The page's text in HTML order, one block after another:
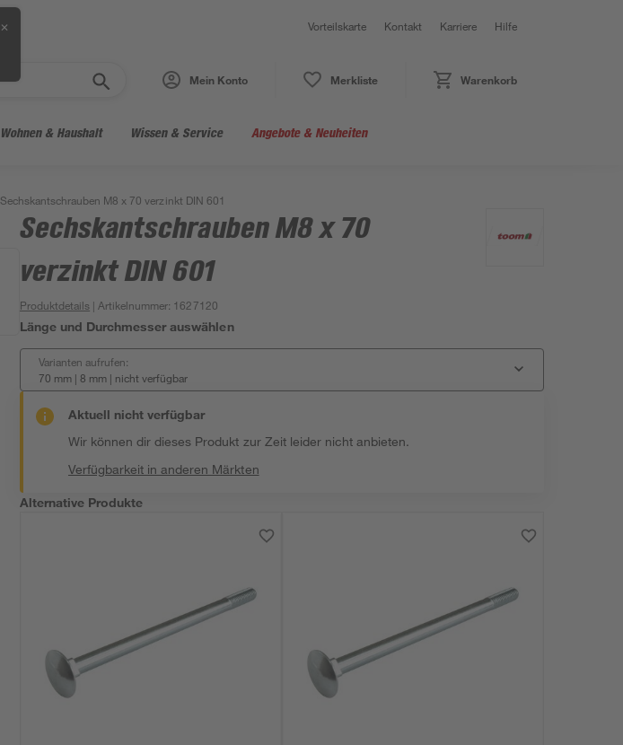
✕ Vorteilskarte Kontakt Karriere Hilfe
Mein Konto Merkliste Warenkorb
Wohnen & Haushalt Wissen & Service Angebote & Neuheiten
Sechskantschrauben M8 x 70 verzinkt DIN 601
Sechskantschrauben M8 x 70
verzinkt DIN 601
Produktdetails | Artikelnummer: 1627120
Länge und Durchmesser auswählen
Varianten aufrufen:
70 mm | 8 mm | nicht verfügbar
Aktuell nicht verfügbar
Wir können dir dieses Produkt zur Zeit leider nicht anbieten.
Verfügbarkeit in anderen Märkten
Alternative Produkte